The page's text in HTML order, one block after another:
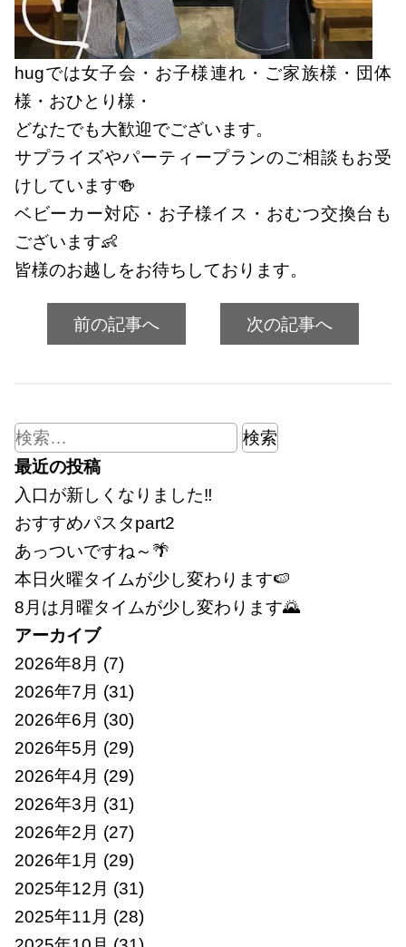
hugでは女子会・お子様連れ・ご家族様・団体
様・おひとり様・
どなたでも大歓迎でございます。
サプライズやパーティープランのご相談もお受
けしています🍻
ベビーカー対応・お子様イス・おむつ交換台も
ございます👶
皆様のお越しをお待ちしております。
前の記事へ 次の記事へ
検
索:
最近の投稿
入口が新しくなりました‼
おすすめパスタpart2
あっついですね～🌴
本日火曜タイムが少し変わります🍉
8月は月曜タイムが少し変わります🌄
アーカイブ
2026年8月 (7)
2026年7月 (31)
2026年6月 (30)
2026年5月 (29)
2026年4月 (29)
2026年3月 (31)
2026年2月 (27)
2026年1月 (29)
2025年12月 (31)
2025年11月 (28)